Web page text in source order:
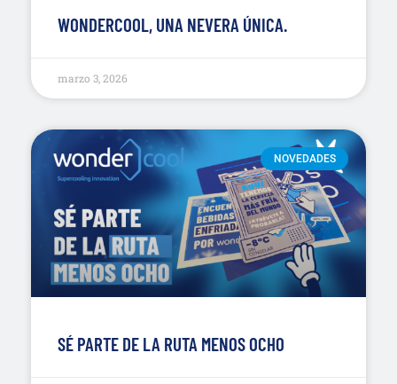
WONDERCOOL, UNA NEVERA ÚNICA.
marzo 3, 2026
NOVEDADES
SÉ PARTE DE LA RUTA MENOS OCHO